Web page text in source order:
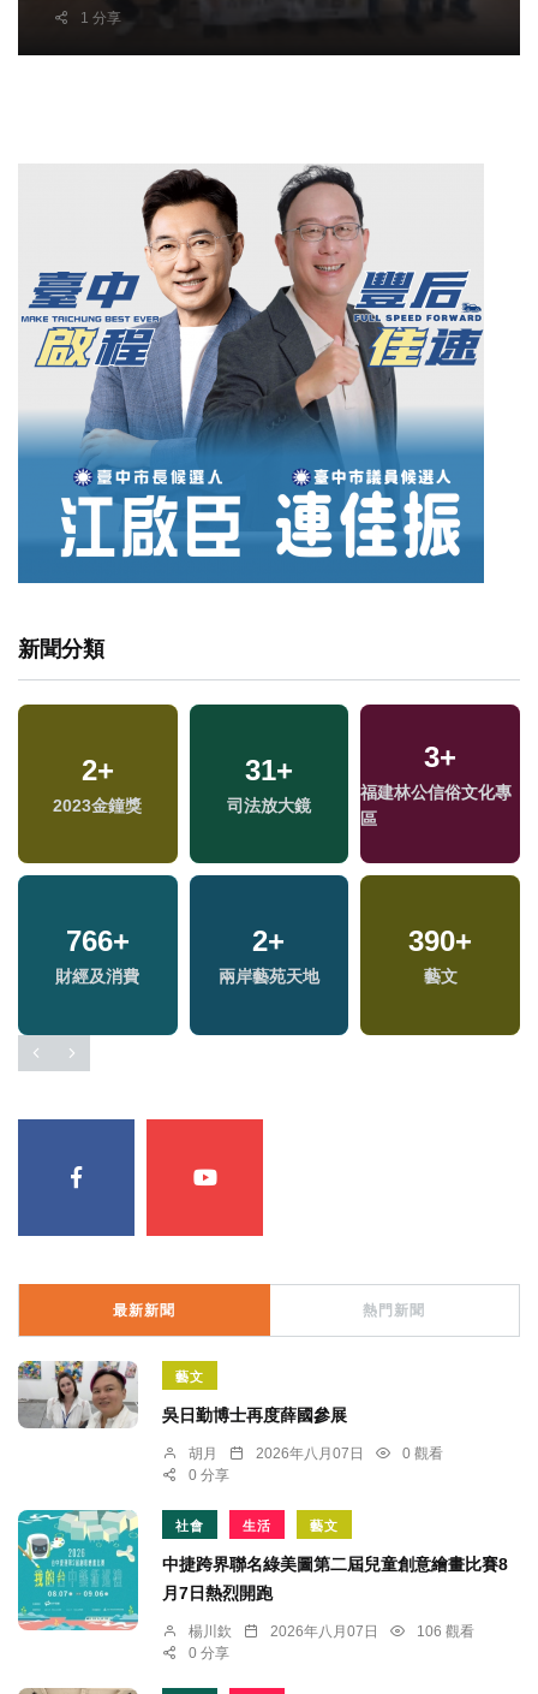
1 分享
新聞分類
2+
2023金鐘獎
31+
司法放大鏡
3+
福建林公信俗文化專
區
766+
財經及消費
2+
兩岸藝苑天地
390+
藝文
最新新聞 熱門新聞
藝文
吳日勤博士再度薛國參展
胡月 2026年八月07日
0 觀看
0 分享
社會 生活 藝文
中捷跨界聯名綠美圖第二屆兒童創意繪畫比賽8
月7日熱烈開跑
楊川欽 2026年八月07日
106 觀看
0 分享